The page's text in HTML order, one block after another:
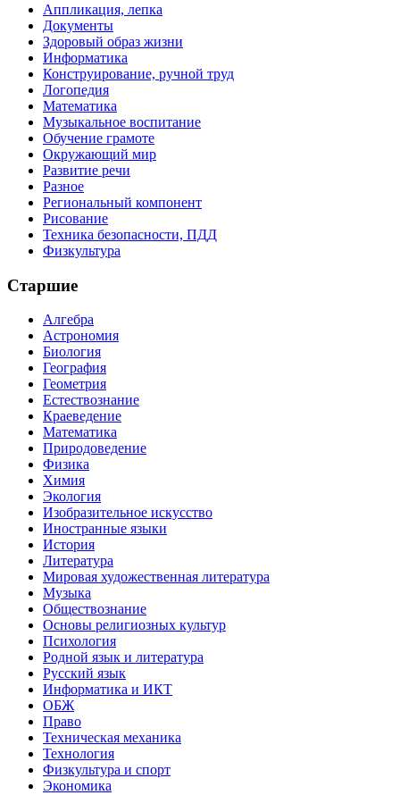
Аппликация, лепка
Документы
Здоровый образ жизни
Информатика
Конструирование, ручной труд
Логопедия
Математика
Музыкальное воспитание
Обучение грамоте
Окружающий мир
Развитие речи
Разное
Региональный компонент
Рисование
Техника безопасности, ПДД
Физкультура
Старшие
Алгебра
Астрономия
Биология
География
Геометрия
Естествознание
Краеведение
Математика
Природоведение
Физика
Химия
Экология
Изобразительное искусство
Иностранные языки
История
Литература
Мировая художественная литература
Музыка
Обществознание
Основы религиозных культур
Психология
Родной язык и литература
Русский язык
Информатика и ИКТ
ОБЖ
Право
Техническая механика
Технология
Физкультура и спорт
Экономика